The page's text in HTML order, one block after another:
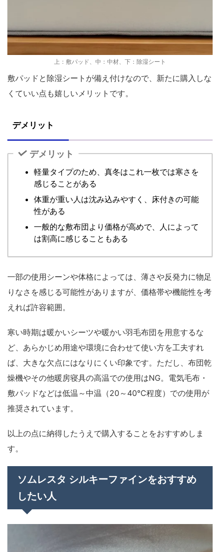
上：敷パッド、中：中材、下：除湿シート
敷パッドと除湿シートが備え付けなので、新たに購入しな
くていい点も嬉しいメリットです。
デメリット
デメリット
軽量タイプのため、真冬はこれ一枚では寒さを
感じることがある
体重が重い人は沈み込みやすく、床付きの可能
性がある
一般的な敷布団より価格が高めで、人によって
は割高に感じることもある
一部の使用シーンや体格によっては、薄さや反発力に物足
りなさを感じる可能性がありますが、価格帯や機能性を考
えれば許容範囲。
寒い時期は暖かいシーツや暖かい羽毛布団を用意するな
ど、あらかじめ用途や環境に合わせて使い方を工夫すれ
ば、大きな欠点にはなりにくい印象です。ただし、布団乾
燥機やその他暖房寝具の高温での使用はNG。電気毛布・
敷パッドなどは低温～中温（20～40℃程度）での使用が
推奨されています。
以上の点に納得したうえで購入することをおすすめしま
す。
ソムレスタ シルキーファインをおすすめ
したい人